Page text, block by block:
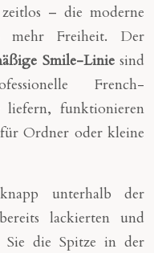
– die moderne
mehr Freiheit. Der
Smile-Liniesind
French-
liefern, funktionieren
Ordner oder kleine
unterhalb der
lackierten und
Sie die Spitze in der